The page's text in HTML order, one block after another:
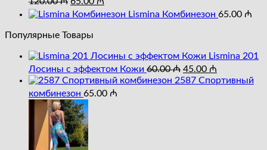
25.00 ₼.
цена
составляла
120.00 ₼.
Lismina Комбинезон 65.00 ₼
Популярные Товары
Lismina 201
Лосины с эффектом Кожи 60.00₼ Первоначальная
цена
45.00 ₼
цена:
2587 Cпортивный
комбинезон 65.00 ₼